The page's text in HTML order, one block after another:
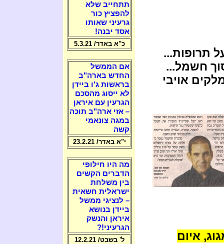
תרופות...
חשמל...
אויבי
איום
תתחייב שלא
להפציץ כור
גרעיני שאותו
אסד יבנה!
כ"א באדר/ 5.3.21
אם הממשל
החדש בארה"ב
בראשות ג'ו ביידן
לא ייסוג מהסכם
הגרעין עם איראן
– אזי ארה"ב תוכה
במגה צונאמי
קשה
י"א באדר/ 23.2.21
מה היו חילופי
הדברים הקשים
בין משלחת
ישראלית חשאית
– לנציגי ממשל
ביידן בנושא
איראן והנשק
הגרעיני!?
ל' בשבט/ 12.2.21